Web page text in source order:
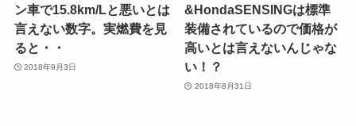
ン車で15.8km/Lと悪いとは
言えない数字。実燃費を見
ると・・
2018年9月3日
&HondaSENSINGは標準
装備されているので価格が
高いとは言えないんじゃな
い！？
2018年8月31日